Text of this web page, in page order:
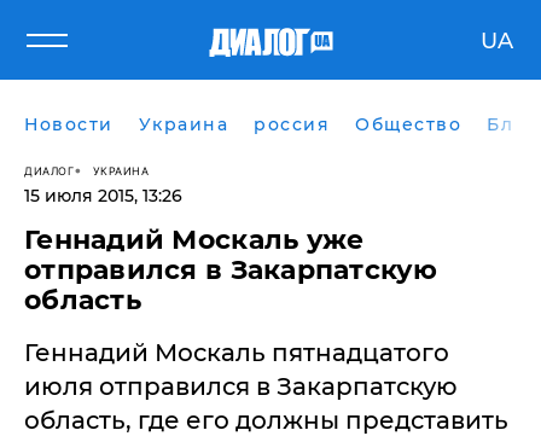
UA
Новости Украина россия Общество
ДИАЛОГ УКРАИНА
15 июля 2015, 13:26
Геннадий Москаль уже
отправился в Закарпатскую
область
Геннадий Москаль пятнадцатого
июля отправился в Закарпатскую
область, где его должны представить